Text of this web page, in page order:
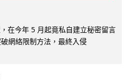
在今年 5 月起竟私自建立秘密留言
網絡限制方法，最終入侵